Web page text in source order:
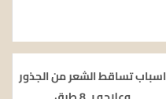
اسباب تساقط الشعر من الجذور